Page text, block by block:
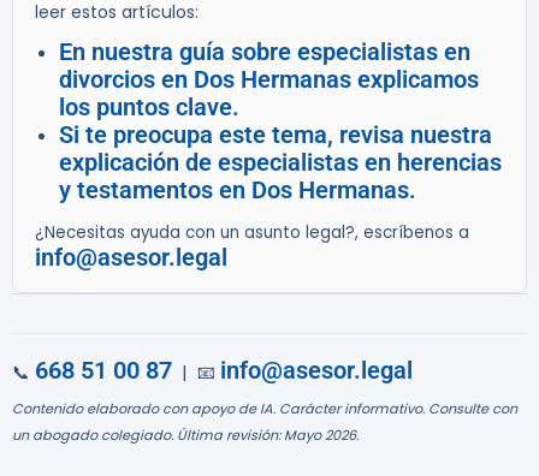
leer estos artículos:
En nuestra guía sobre especialistas en
divorcios en Dos Hermanas explicamos
los puntos clave.
Si te preocupa este tema, revisa nuestra
explicación de especialistas en herencias
y testamentos en Dos Hermanas.
¿Necesitas ayuda con un asunto legal?, escríbenos a
info@asesor.legal
📞 668 51 00 87 | 📧 info@asesor.legal
Contenido elaborado con apoyo de IA. Carácter informativo. Consulte con
un abogado colegiado. Última revisión: Mayo 2026.